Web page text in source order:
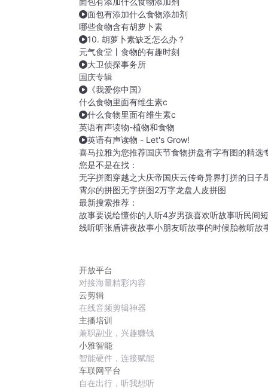
面包有添加什么食物添加剂
哪些食物含有胡萝卜素
10. 胡萝卜素缺乏怎么办？
元气食堂丨食物的有趣时刻
大卫侦探事务所
国庆专辑
《我爱你中国》
什么食物里面有维生素c
什么食物里面有维生素c
英语有声读物-植物和食物
英语有声读物 - Let's Grow!
喜马拉雅为您推荐国庆节食物拼盘有字有图的精选
您是不是在找：
无字拼图穿越之大庆帝国庆云传奇异界打拼的日子
霄尔的拼图无字拼图2万字龙盘 人皮拼图
最新搜索推荐：
故事要说给懂你的人听4岁男孩喜欢听故事听民间
线听听张盾讲夜故事小朋友听故事的时候胎教听故
开放平台
对接海量精彩内容
云剪辑
在线音频剪辑神器
主播培训
兼职副业，兴趣赚钱
小雅智能
智能硬件，连接赋能
车联网平台
自在出行，听我想听